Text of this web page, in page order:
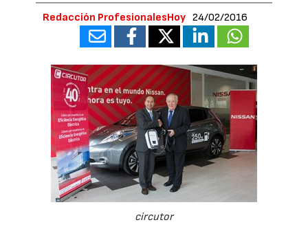
Redacción ProfesionalesHoy 24/02/2016
circutor